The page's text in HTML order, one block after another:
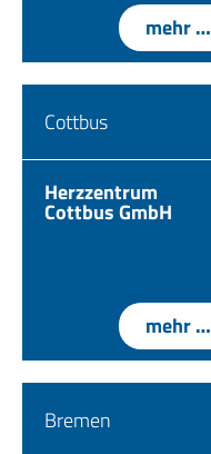
mehr …
Cottbus
Herzzentrum
Cottbus GmbH
mehr …
Bremen